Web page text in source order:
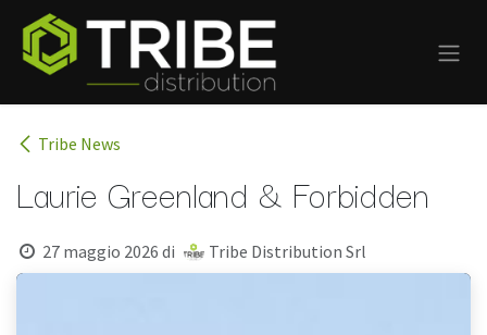
Passa al contenuto
Tribe News
Laurie Greenland & Forbidden
27 maggio 2026 di Tribe Distribution Srl